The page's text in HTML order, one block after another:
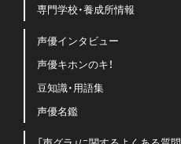
専門学校・養成所情報
声優インタビュー
声優キホンのキ！
豆知識・用語集
声優名鑑